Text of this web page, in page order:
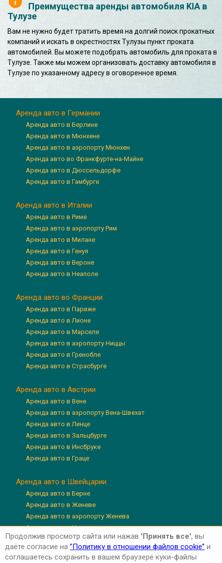
Преимущества аренды автомобиля KIA в
Тулузе
Вам не нужно будет тратить время на долгий поиск прокатных
компаний и искать в окрестностях Тулузы пункт проката
автомобилей. Вы можете подобрать автомобиль для проката в
Тулузе. Также мы можем организовать доставку автомобиля в
Тулузе по указанному адресу в оговоренное время.
Аренда авто в Германии
Аренда авто в Берлине
Аренда авто в Мюнхене
Аренда авто в аэропорту Мюнхен
Аренда авто во Франкфурте-на-Майне
Аренда авто в Дюссельдорфе
Аренда авто в Гамбурге
Аренда авто в Италии
Аренда авто в Риме
Аренда авто в аэропорту Рим
Аренда авто в Милане
Аренда авто в Генуя
Аренда авто в Вероне
Аренда авто в Неаполе
Аренда авто во Франции
Аренда авто в Париже
Аренда авто в Лионе
Аренда авто в Марселе
Аренда авто в аэропорту Ниццы
Аренда авто в Гренобле
Аренда авто в Страсбурге
Аренда авто в Австрии
Аренда авто в Вене
Аренда авто в аэропорту Вена-Швехат
Аренда авто в Линце
Аренда авто в Зальцбурге
Аренда авто в Инсбруке
Аренда авто в Граце
Аренда авто в Швейцарии
Аренда авто в Берне
Аренда авто в Женеве
Аренда авто в аэропорту Женева
Аренда авто в Цюрихе
Аренда авто в аэропорту Цюрих
Аренда авто в Люцерне
Продолжив просмотр сайта или нажав 'Принять все', вы
даёте согласие на ”Политику в отношении файлов cookie” и
соглашаетесь сохранить в вашем браузере куки-файлы